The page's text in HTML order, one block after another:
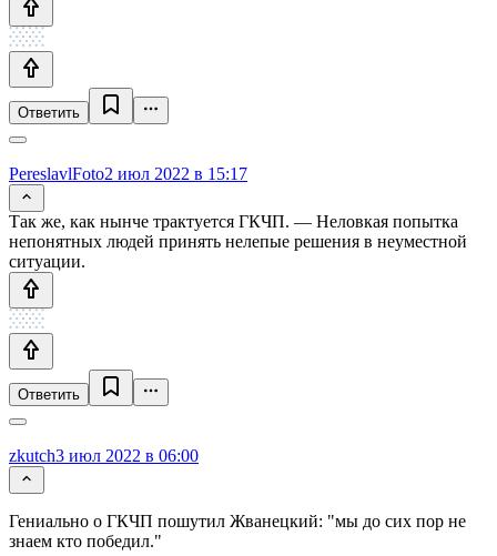
Ответить
PereslavlFoto2 июл 2022 в 15:17
Так же, как нынче трактуется ГКЧП. — Неловкая попытка
непонятных людей принять нелепые решения в неуместной
ситуации.
Ответить
zkutch3 июл 2022 в 06:00
Гениально о ГКЧП пошутил Жванецкий: "мы до сих пор не
знаем кто победил."